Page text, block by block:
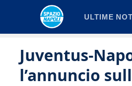
ULTIME
Juventus-
l’annuncio